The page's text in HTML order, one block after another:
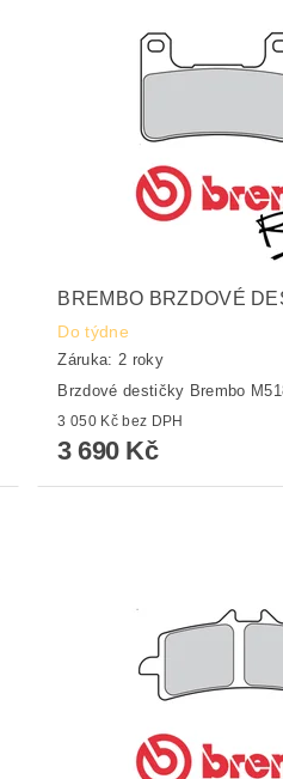
BREMBO BRZDOVÉ
Do týdne
Záruka: 2 roky
Brzdové destičky Brembo
3 050 Kč bez DPH
3 690 Kč